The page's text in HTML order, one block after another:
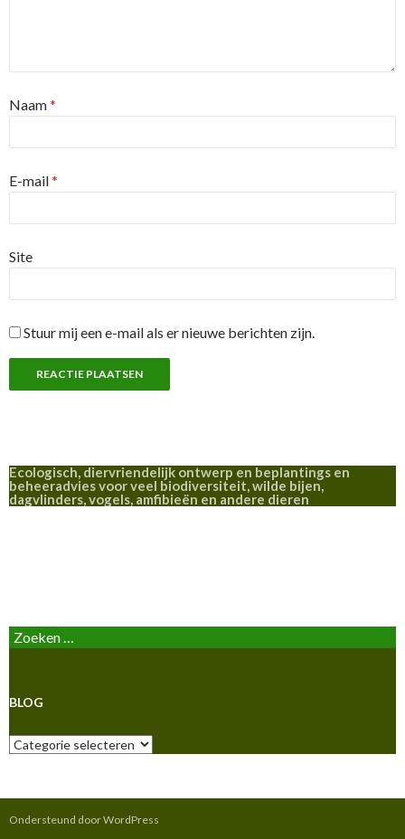
Naam*
E-mail*
Site
Stuur mij een e-mail als er nieuwe berichten zijn.
Ecologisch, diervriendelijk ontwerp en beplantings en
beheeradvies voor veel biodiversiteit, wilde bijen,
dagvlinders, vogels, amfibieën en andere dieren
Zoeken
naar:
BLOG
Blog
Ondersteund door WordPress